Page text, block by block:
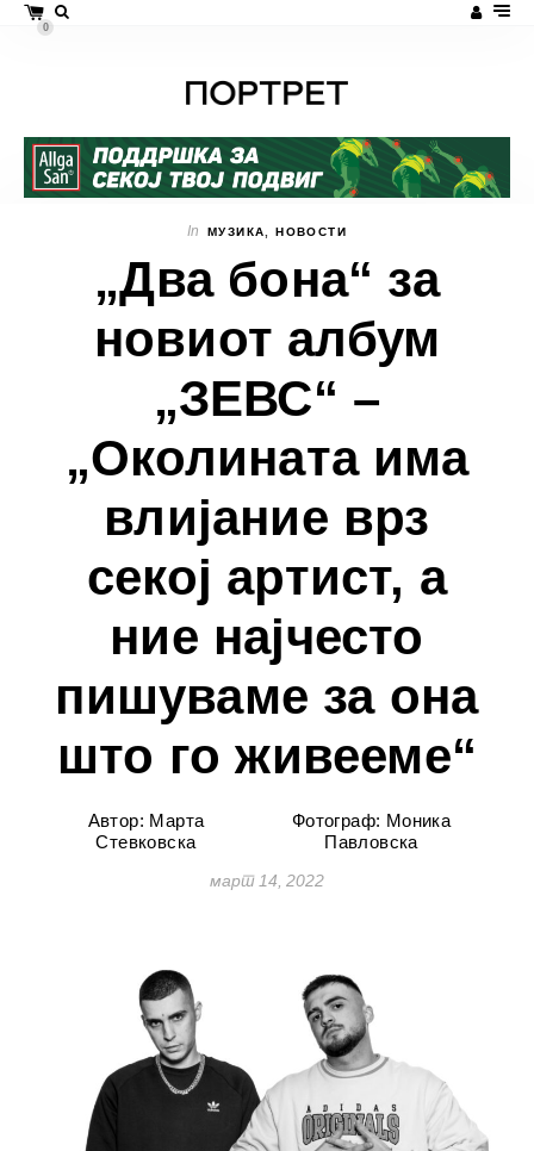
0
In МУЗИКА ,НОВОСТИ
„Два бона“ за
новиот албум
„ЗЕВС“ –
„Околината има
влијание врз
секој артист, а
ние најчесто
пишуваме за она
што го живееме“
Автор: Марта
Стевковска
Фотограф: Моника
Павловска
март 14, 2022